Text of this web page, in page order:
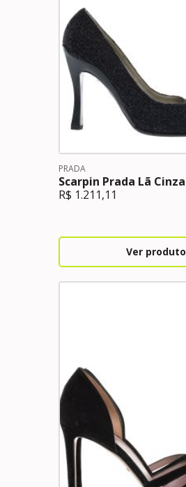
PRADA
Scarpin Prada Lã Cinza
R$ 1.211,11
Ver produto